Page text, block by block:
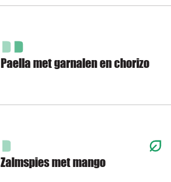
Paella met garnalen en chorizo
Zalmspies met mango